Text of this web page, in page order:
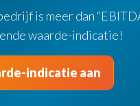
is meer dan
waarde-indicatie!
indicatie aan